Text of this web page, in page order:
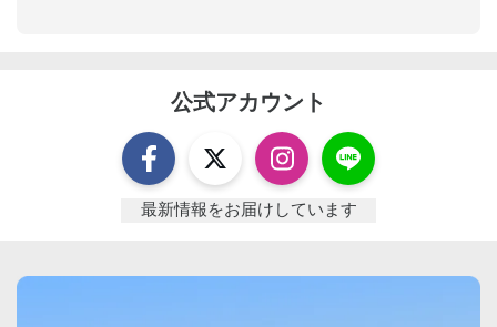
公式アカウント
最新情報をお届けしています